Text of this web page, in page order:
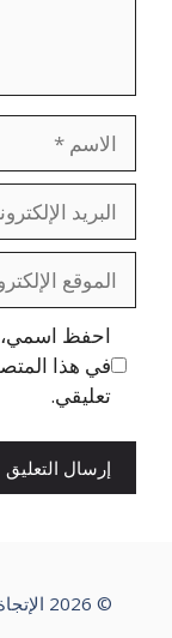
الاسم
البريد
الإلكتروني
الموقع
الإلكتروني
احفظ اسمي،
في هذا
تعليقي.
© 2026 الإتجاة نيوز